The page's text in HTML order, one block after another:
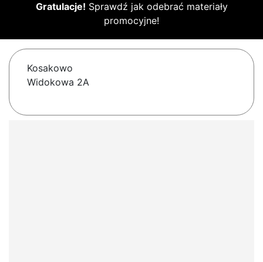
Gratulacje! Sprawdź jak odebrać materiały
promocyjne!
Kosakowo
Widokowa 2A